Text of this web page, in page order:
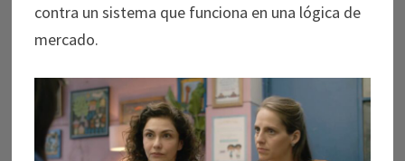
contra un sistema que funciona en una lógica de
mercado.